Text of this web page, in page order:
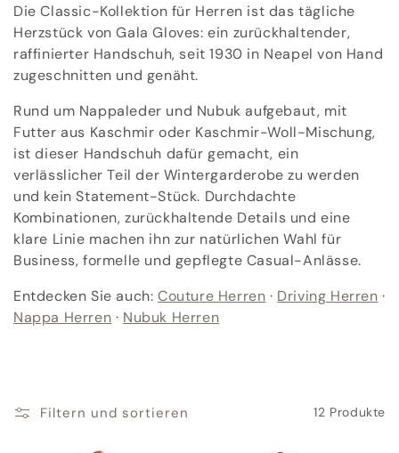
e
g
o
r
i
e
:
Die Classic-Kollektion für Herren ist das tägliche
Herzstück von Gala Gloves: ein zurückhaltender,
raffinierter Handschuh, seit 1930 in Neapel von Hand
zugeschnitten und genäht.
Rund um Nappaleder und Nubuk aufgebaut, mit
Futter aus Kaschmir oder Kaschmir-Woll-Mischung,
ist dieser Handschuh dafür gemacht, ein
verlässlicher Teil der Wintergarderobe zu werden
und kein Statement-Stück. Durchdachte
Kombinationen, zurückhaltende Details und eine
klare Linie machen ihn zur natürlichen Wahl für
Business, formelle und gepflegte Casual-Anlässe.
Entdecken Sie auch:Couture Herren · Driving Herren ·
Nappa Herren · Nubuk Herren
Filtern und sortieren 12 Produkte